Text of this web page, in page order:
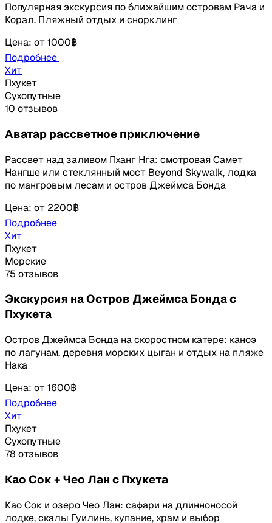
Популярная экскурсия по ближайшим островам Рача и
Корал. Пляжный отдых и снорклинг
Цена: от1000฿
Подробнее
Хит
Пхукет
Сухопутные
10 отзывов
Аватар рассветное приключение
Рассвет над заливом Пханг Нга: смотровая Самет
Нангше или стеклянный мост Beyond Skywalk, лодка
по мангровым лесам и остров Джеймса Бонда
Цена: от 2200฿
Подробнее
Хит
Пхукет
Морские
75 отзывов
Экскурсия на Остров Джеймса Бонда с
Пхукета
Остров Джеймса Бонда на скоростном катере: каноэ
по лагунам, деревня морских цыган и отдых на пляже
Нака
Цена: от1600฿
Подробнее
Хит
Пхукет
Сухопутные
78 отзывов
Као Сок + Чео Лан с Пхукета
Као Сок и озеро Чео Лан: сафари на длинноносой
лодке, скалы Гуилинь, купание, храм и выбор